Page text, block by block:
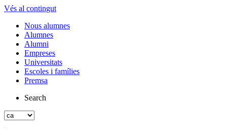
Vés al contingut
Nous alumnes
Alumnes
Alumni
Empreses
Universitats
Escoles i famílies
Premsa
Search